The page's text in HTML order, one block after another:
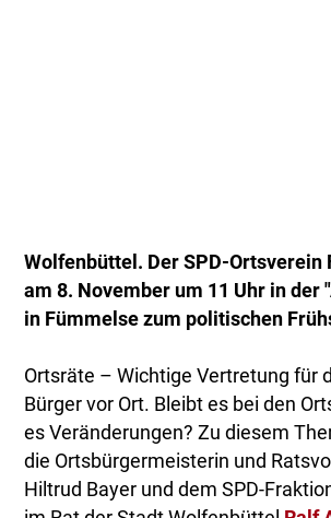
Wolfenbüttel. Der SPD-Ortsverein
am 8. November um 11 Uhr in der
in Fümmelse zum politischen
Ortsräte – Wichtige Vertretung für
Bürger vor Ort. Bleibt es bei den
es Veränderungen? Zu diesem
die Ortsbürgermeisterin und
Hiltrud Bayer und dem SPD-